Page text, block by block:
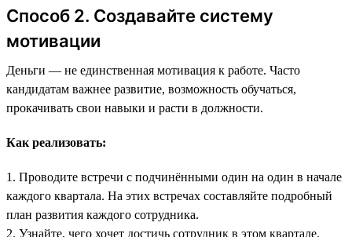
Способ 2. Создавайте систему
мотивации
Деньги — не единственная мотивация к работе. Часто
кандидатам важнее развитие, возможность обучаться,
прокачивать свои навыки и расти в должности.
Как реализовать:
1. Проводите встречи с подчинёнными один на один в начале
каждого квартала. На этих встречах составляйте подробный
план развития каждого сотрудника.
2. Узнайте, чего хочет достичь сотрудник в этом квартале.